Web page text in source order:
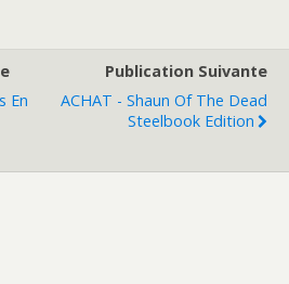
En
Publication Suivante
ACHAT - Shaun Of The Dead
Steelbook Edition